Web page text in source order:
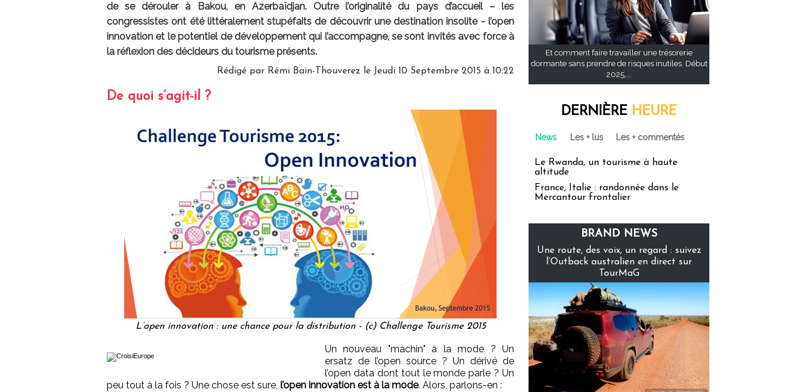
de se dérouler à Bakou, en Azerbaïdjan. Outre l’originalité du pays d’accueil – les
congressistes ont été littéralement stupéfaits de découvrir une destination insolite - l’open
innovation et le potentiel de développement qui l’accompagne, se sont invités avec force à
la réflexion des décideurs du tourisme présents.
Rédigé par Rémi Bain-Thouverez le Jeudi 10 Septembre 2015 à 10:22
De quoi s’agit-il ?
L’open innovation : une chance pour la distribution - (c) Challenge Tourisme 2015
Un nouveau "machin" à la mode ? Un
ersatz de l’open source ? Un dérivé de
l’open data dont tout le monde parle ? Un
peu tout à la fois ? Une chose est sure, l’open innovation est à la mode. Alors, parlons-en :
Et comment faire travailler une trésorerie
dormante sans prendre de risques inutiles. Début
2025,...
DERNIÈRE HEURE
News Les + lus Les + commentés
Le Rwanda, un tourisme à haute
altitude
France, Italie : randonnée dans le
Mercantour frontalier
BRAND NEWS
Une route, des voix, un regard : suivez
l’Outback australien en direct sur
TourMaG